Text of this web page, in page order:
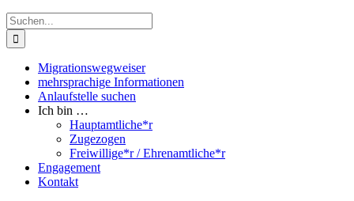
Suche
nach:
Migrationswegweiser
mehrsprachige Informationen
Anlaufstelle suchen
Ich bin …
Hauptamtliche*r
Zugezogen
Freiwillige*r / Ehrenamtliche*r
Engagement
Kontakt